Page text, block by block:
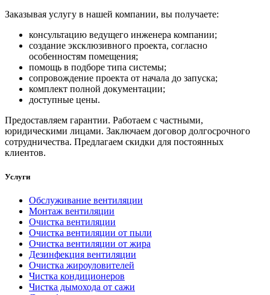
Заказывая услугу в нашей компании, вы получаете:
консультацию ведущего инженера компании;
создание эксклюзивного проекта, согласно
особенностям помещения;
помощь в подборе типа системы;
сопровождение проекта от начала до запуска;
комплект полной документации;
доступные цены.
Предоставляем гарантии. Работаем с частными,
юридическими лицами. Заключаем договор долгосрочного
сотрудничества. Предлагаем скидки для постоянных
клиентов.
Услуги
Обслуживание вентиляции
Монтаж вентиляции
Очистка вентиляции
Очистка вентиляции от пыли
Очистка вентиляции от жира
Дезинфекция вентиляции
Очистка жироуловителей
Чистка кондиционеров
Чистка дымохода от сажи